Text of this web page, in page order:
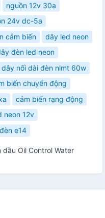
nguồn 12v 30a
24v dc-5a
cảm biến
dây led neon
đèn led neon
dây nối dài đèn nlmt 60w
biến chuyển động
cảm biến rạng động
neon 12v
e14
Oil Control Water